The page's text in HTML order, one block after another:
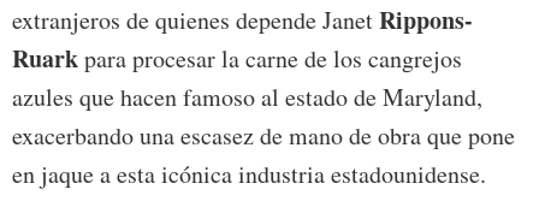
extranjeros de quienes depende JanetRippons-
Ruarkpara procesar la carne de los cangrejos
azules que hacen famoso al estado de Maryland,
exacerbando una escasez de mano de obra que pone
en jaque a esta icónica industria estadounidense.